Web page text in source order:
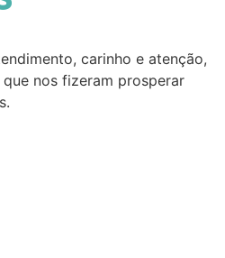
carinho e atenção,
nos fizeram prosperar